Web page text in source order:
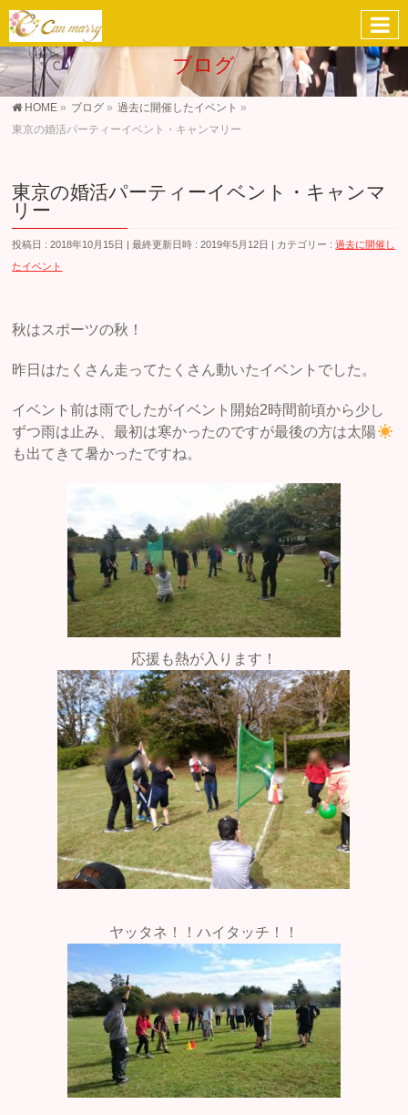
ブログ
HOME » ブログ » 過去に開催したイベント »
東京の婚活パーティーイベント・キャンマリー
東京の婚活パーティーイベント・キャンマ
リー
投稿日 : 2018年10月15日 最終更新日時 : 2019年5月12日 カテゴリー :過去に開催し
たイベント
秋はスポーツの秋！
昨日はたくさん走ってたくさん動いたイベントでした。
イベント前は雨でしたがイベント開始2時間前頃から少し
ずつ雨は止み、最初は寒かったのですが最後の方は太陽
も出てきて暑かったですね。
応援も熱が入ります！
ヤッタネ！！ハイタッチ！！